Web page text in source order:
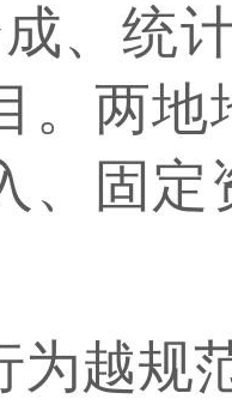
、统
。两
、固
越规范